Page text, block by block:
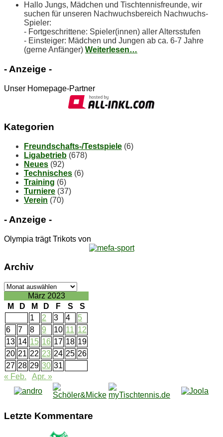
Hallo Jungs, Mädchen und Tischtennisfreunde, wir
suchen für unseren Nachwuchsbereich Nachwuchs-
Spieler:
- Fortgeschrittene: Spieler(innen) aller Altersstufen
- Einsteiger: Mädchen und Jungen ab ca. 6-7 Jahre
(gerne Anfänger) Weiterlesen…
- An­zei­ge -
Unser Homepage-Partner
Ka­te­go­rien
Freundschafts-/Testspiele (6)
Ligabetrieb (678)
Neues (92)
Technisches (6)
Training (6)
Turniere (37)
Verein (70)
- An­zei­ge -
Olympia trägt Trikots von
Ar­chiv
Ar­
März 2023
M
D M D F S
S
1
2 3 4
5
6
7 8 9 10 11 12
13 14 15 16 17 18 19
20 21 22 23 24 25 26
27 28 29 30 31
« Feb.
Apr. »
Letz­te Kommentare